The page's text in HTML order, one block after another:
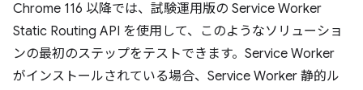
Chrome 116 以降では、試験運用版の Service Worker
Static Routing API を使用して、このようなソリューショ
ンの最初のステップをテストできます。Service Worker
がインストールされている場合、Service Worker 静的ル